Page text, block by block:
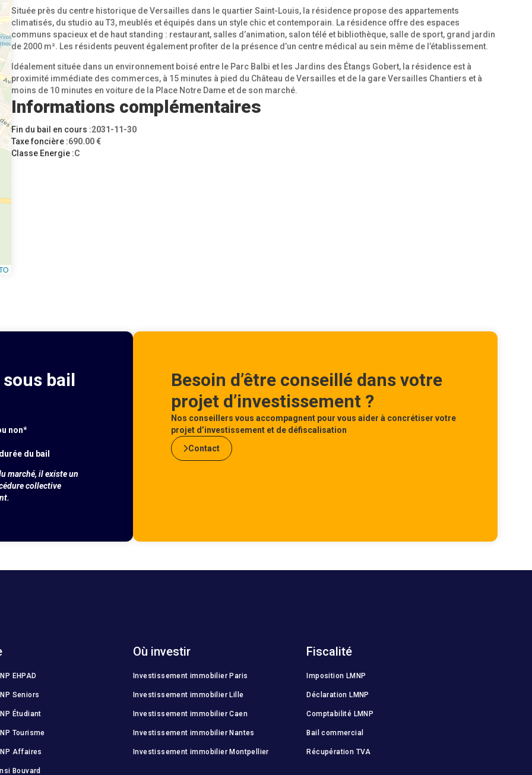
Située près du centre historique de Versailles dans le quartier Saint-Louis, la résidence propose des appartements
climatisés, du studio au T3, meublés et équipés dans un style chic et contemporain. La résidence offre des espaces
communs spacieux et de haut standing : restaurant, salles d’animation, salon télé et bibliothèque, salle de sport, grand jardin
de 2000 m². Les résidents peuvent également profiter de la présence d’un centre médical au sein même de l’établissement.
Idéalement située dans un environnement boisé entre le Parc Balbi et les Jardins des Étangs Gobert, la résidence est à
proximité immédiate des commerces, à 15 minutes à pied du Château de Versailles et de la gare Versailles Chantiers et à
moins de 10 minutes en voiture de la Place Notre Dame et de son marché.
Informations complémentaires
Fin du bail en cours :2031-11-30
Taxe foncière :690.00 €
Classe Energie :C
bail
non*
du bail
marché, il existe un
collective
Besoin d’être conseillé dans votre
projet d’investissement ?
Nos conseillers vous accompagnent pour vous aider à concrétiser votre
projet d’investissement et de défiscalisation
Contact
EHPAD
Seniors
Étudiant
Tourisme
Affaires
Bouvard
Où investir
Investissement immobilier Paris
Investissement immobilier Lille
Investissement immobilier Caen
Investissement immobilier Nantes
Investissement immobilier Montpellier
Fiscalité
Imposition LMNP
Déclaration LMNP
Comptabilité LMNP
Bail commercial
Récupération TVA